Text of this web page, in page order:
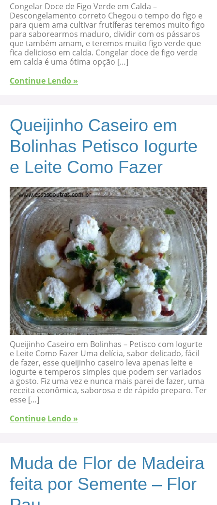
Congelar Doce de Figo Verde em Calda –
Descongelamento correto Chegou o tempo do figo e
para quem ama cultivar frutíferas teremos muito figo
para saborearmos maduro, dividir com os pássaros
que também amam, e teremos muito figo verde que
fica delicioso em calda. Congelar doce de figo verde
em calda é uma ótima opção […]
Continue Lendo »
Queijinho Caseiro em
Bolinhas Petisco Iogurte
e Leite Como Fazer
Queijinho Caseiro em Bolinhas – Petisco com Iogurte
e Leite Como Fazer Uma delícia, sabor delicado, fácil
de fazer, esse queijinho caseiro leva apenas leite e
iogurte e temperos simples que podem ser variados
a gosto. Fiz uma vez e nunca mais parei de fazer, uma
receita econômica, saborosa e de rápido preparo. Ter
esse […]
Continue Lendo »
Muda de Flor de Madeira
feita por Semente – Flor